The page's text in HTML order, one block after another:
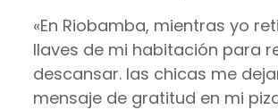
«En Riobamba, mientras yo
llaves de mi habitación para
descansar. las chicas me
mensaje de gratitud en mi